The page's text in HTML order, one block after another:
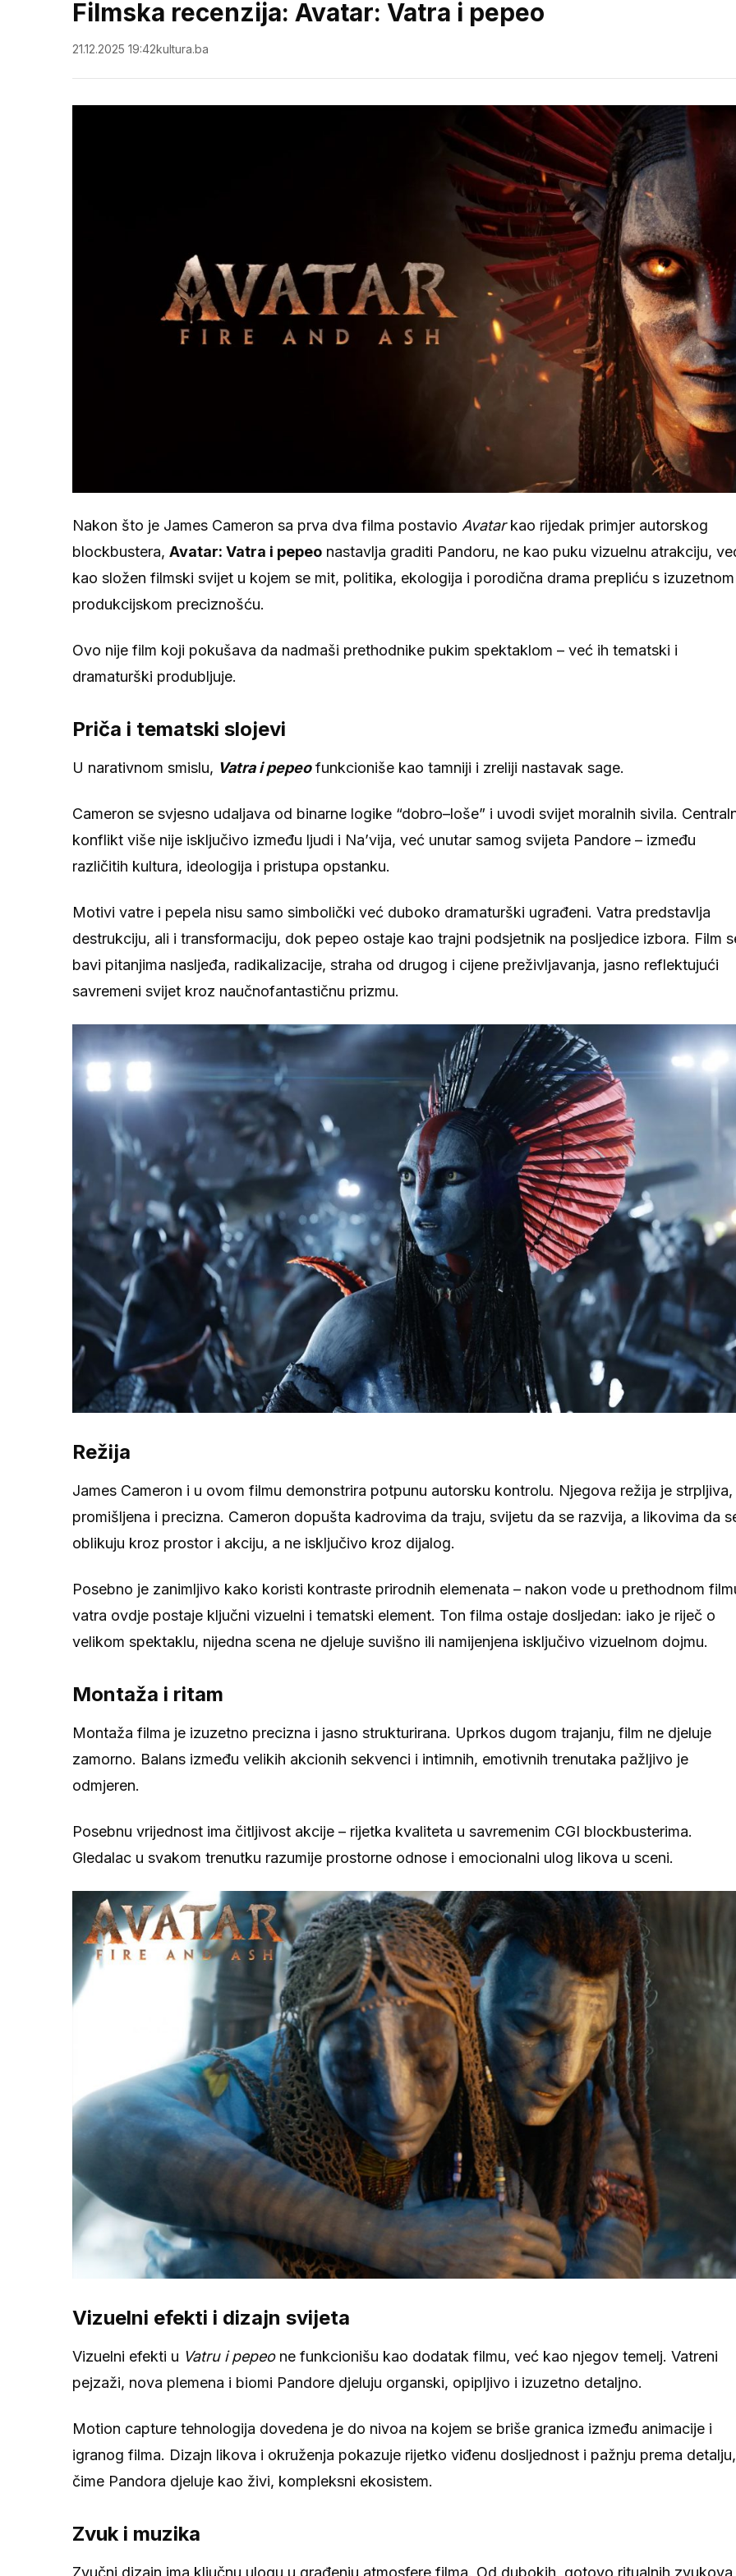
Filmska recenzija: Avatar: Vatra i pepeo
21.12.2025 19:42kultura.ba
Nakon što je James Cameron sa prva dva filma postavio Avatarkao rijedak primjer autorskog
blockbustera, Avatar: Vatra i pepeo nastavlja graditi Pandoru, ne kao puku vizuelnu atrakciju,
kao složen filmski svijet u kojem se mit, politika, ekologija i porodična drama prepliću s izuzetnom
produkcijskom preciznošću.
Ovo nije film koji pokušava da nadmaši prethodnike pukim spektaklom – već ih tematski i
dramaturški produbljuje.
Priča i tematski slojevi
U narativnom smislu, Vatra i pepeofunkcioniše kao tamniji i zreliji nastavak sage.
Cameron se svjesno udaljava od binarne logike “dobro–loše” i uvodi svijet moralnih sivila.
konflikt više nije isključivo između ljudi i Na’vija, već unutar samog svijeta Pandore – između
različitih kultura, ideologija i pristupa opstanku.
Motivi vatre i pepela nisu samo simbolički već duboko dramaturški ugrađeni. Vatra predstavlja
destrukciju, ali i transformaciju, dok pepeo ostaje kao trajni podsjetnik na posljedice izbora. Film
bavi pitanjima nasljeđa, radikalizacije, straha od drugog i cijene preživljavanja, jasno reflektujući
savremeni svijet kroz naučnofantastičnu prizmu.
Režija
James Cameron i u ovom filmu demonstrira potpunu autorsku kontrolu. Njegova režija je strpljiva,
promišljena i precizna. Cameron dopušta kadrovima da traju, svijetu da se razvija, a likovima da
oblikuju kroz prostor i akciju, a ne isključivo kroz dijalog.
Posebno je zanimljivo kako koristi kontraste prirodnih elemenata – nakon vode u prethodnom
vatra ovdje postaje ključni vizuelni i tematski element. Ton filma ostaje dosljedan: iako je riječ o
velikom spektaklu, nijedna scena ne djeluje suvišno ili namijenjena isključivo vizuelnom dojmu.
Montaža i ritam
Montaža filma je izuzetno precizna i jasno strukturirana. Uprkos dugom trajanju, film ne djeluje
zamorno. Balans između velikih akcionih sekvenci i intimnih, emotivnih trenutaka pažljivo je
odmjeren.
Posebnu vrijednost ima čitljivost akcije – rijetka kvaliteta u savremenim CGI blockbusterima.
Gledalac u svakom trenutku razumije prostorne odnose i emocionalni ulog likova u sceni.
Vizuelni efekti i dizajn svijeta
Vizuelni efekti u Vatru i pepeone funkcionišu kao dodatak filmu, već kao njegov temelj. Vatreni
pejzaži, nova plemena i biomi Pandore djeluju organski, opipljivo i izuzetno detaljno.
Motion capture tehnologija dovedena je do nivoa na kojem se briše granica između animacije i
igranog filma. Dizajn likova i okruženja pokazuje rijetko viđenu dosljednost i pažnju prema detalju,
čime Pandora djeluje kao živi, kompleksni ekosistem.
Zvuk i muzika